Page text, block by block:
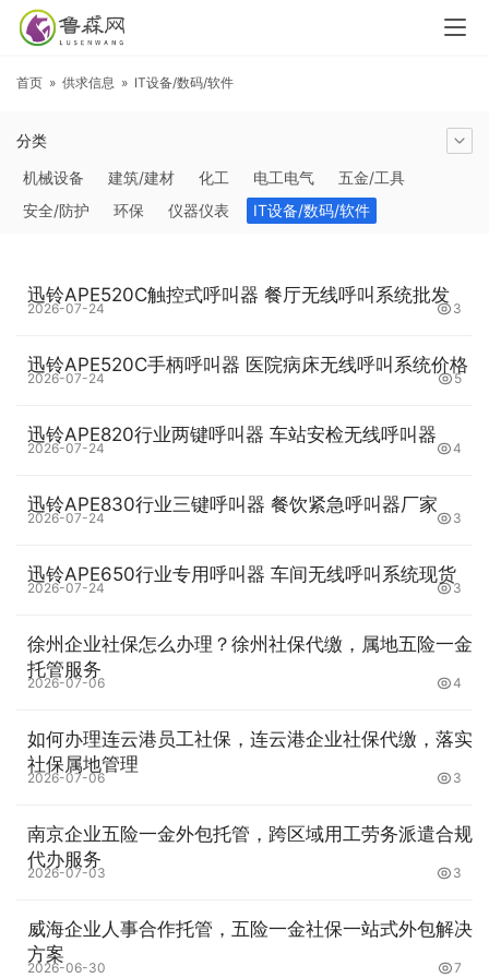
首页 » 供求信息 » IT设备/数码/软件
分类
机械设备
建筑/建材 化工 电工电气
五金/工具
安全/防护
环保 仪器仪表
IT设备/数码/软件
汽摩及配件
日用百货 能源 加工 照明
通信产品
工艺品/礼品
纺织/皮革 办公/文教 纸业 其他未分类
迅铃APE520C触控式呼叫器 餐厅无线呼叫系统批发
2026-07-24 3
迅铃APE520C手柄呼叫器 医院病床无线呼叫系统价格
2026-07-24 5
迅铃APE820行业两键呼叫器 车站安检无线呼叫器
2026-07-24 4
迅铃APE830行业三键呼叫器 餐饮紧急呼叫器厂家
2026-07-24 3
迅铃APE650行业专用呼叫器 车间无线呼叫系统现货
2026-07-24 3
徐州企业社保怎么办理？徐州社保代缴，属地五险一金
托管服务
2026-07-06 4
如何办理连云港员工社保，连云港企业社保代缴，落实
社保属地管理
2026-07-06 3
南京企业五险一金外包托管，跨区域用工劳务派遣合规
代办服务
2026-07-03 3
威海企业人事合作托管，五险一金社保一站式外包解决
方案
2026-06-30 7